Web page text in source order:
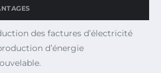
des factures d’électricité
d’énergie